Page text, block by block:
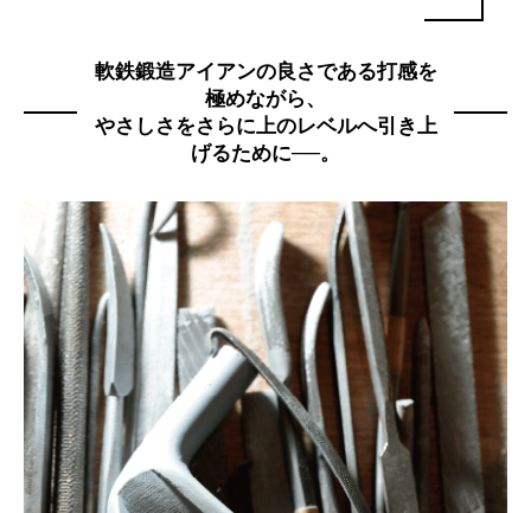
軟鉄鍛造アイアンの良さである打感を
極めながら、
やさしさをさらに上のレベルへ引き上
げるために──。